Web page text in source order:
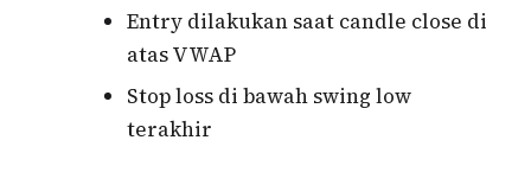
Entry dilakukan saat candle close di
atas VWAP
Stop loss di bawah swing low
terakhir